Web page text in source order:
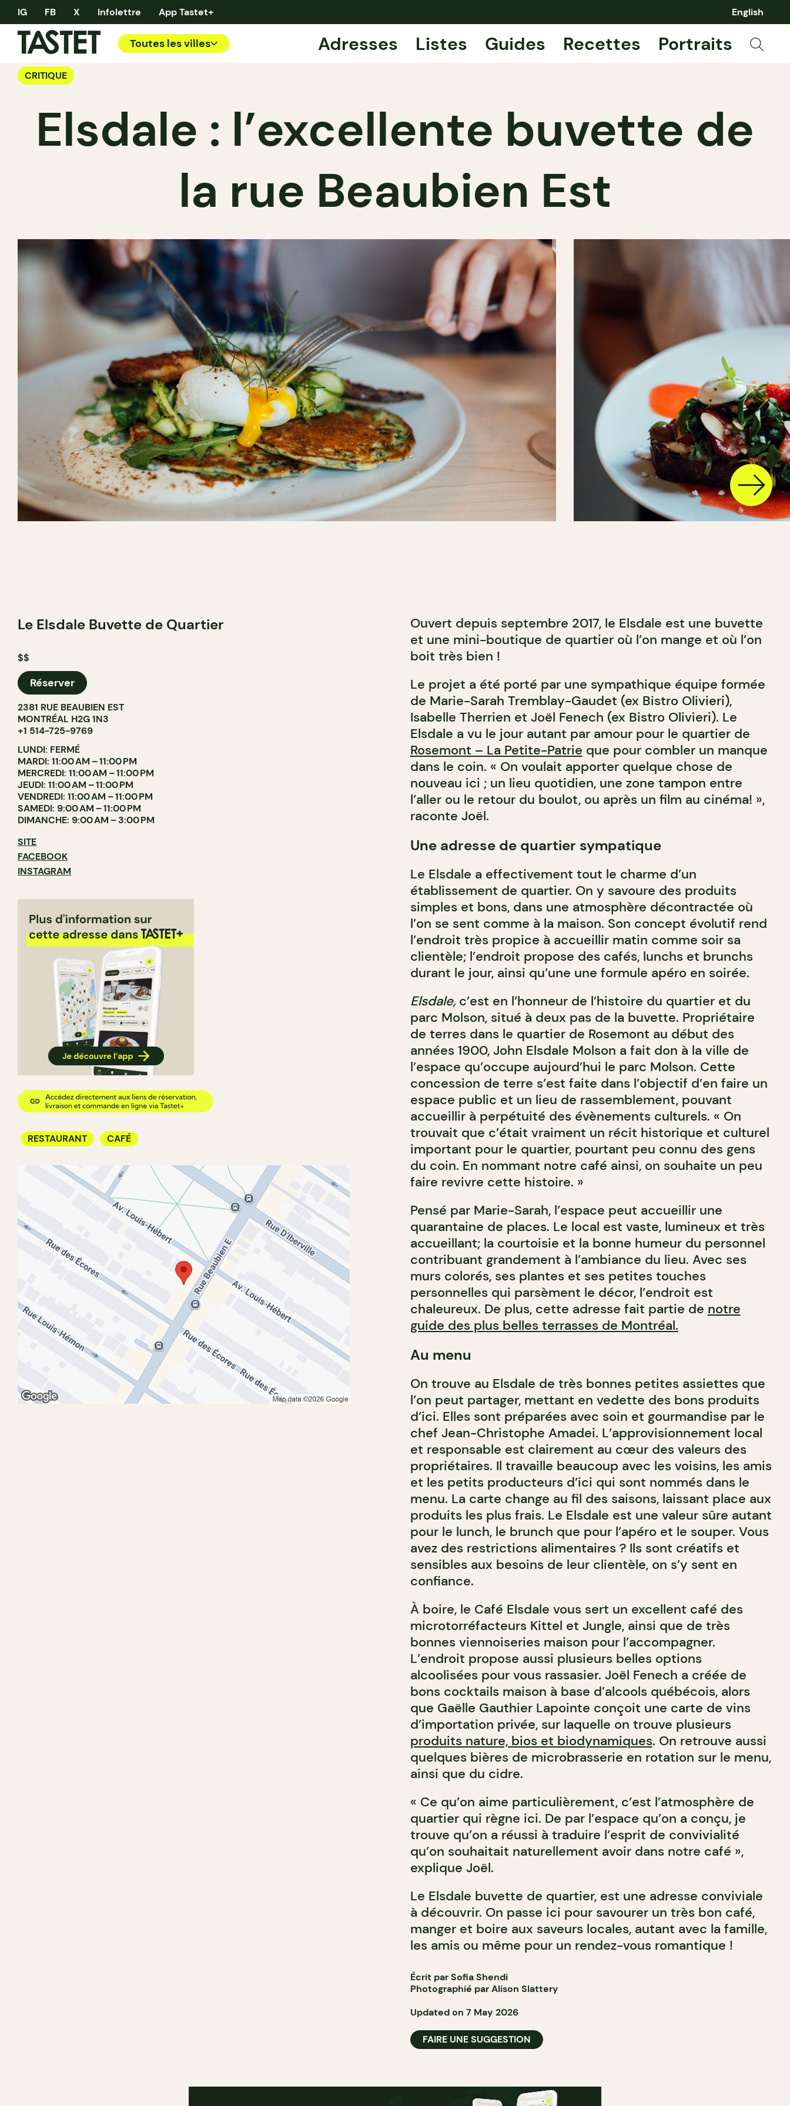
IG FB X Infolettre App Tastet+ English
Toutes les villes Adresses Listes Guides Recettes Portraits
CRITIQUE
Elsdale : l’excellente buvette de
la rue Beaubien Est
Le Elsdale Buvette de Quartier
$$
Réserver
2381 RUE BEAUBIEN EST
MONTRÉAL H2G 1N3
+1 514-725-9769
LUNDI: FERMÉ
MARDI: 11:00 AM – 11:00 PM
MERCREDI: 11:00 AM – 11:00 PM
JEUDI: 11:00 AM – 11:00 PM
VENDREDI: 11:00 AM – 11:00 PM
SAMEDI: 9:00 AM – 11:00 PM
DIMANCHE: 9:00 AM – 3:00 PM
SITE
FACEBOOK
INSTAGRAM
RESTAURANT CAFÉ
Ouvert depuis septembre 2017, le Elsdale est une buvette
et une mini-boutique de quartier où l’on mange et où l’on
boit très bien !
Le projet a été porté par une sympathique équipe formée
de Marie-Sarah Tremblay-Gaudet (ex Bistro Olivieri),
Isabelle Therrien et Joël Fenech (ex Bistro Olivieri). Le
Elsdale a vu le jour autant par amour pour le quartier de
Rosemont – La Petite-Patrie que pour combler un manque
dans le coin. « On voulait apporter quelque chose de
nouveau ici ; un lieu quotidien, une zone tampon entre
l’aller ou le retour du boulot, ou après un film au cinéma! »,
raconte Joël.
Une adresse de quartier sympatique
Le Elsdale a effectivement tout le charme d’un
établissement de quartier. On y savoure des produits
simples et bons, dans une atmosphère décontractée où
l’on se sent comme à la maison. Son concept évolutif rend
l’endroit très propice à accueillir matin comme soir sa
clientèle; l’endroit propose des cafés, lunchs et brunchs
durant le jour, ainsi qu’une une formule apéro en soirée.
Elsdale,c’est en l’honneur de l’histoire du quartier et du
parc Molson, situé à deux pas de la buvette. Propriétaire
de terres dans le quartier de Rosemont au début des
années 1900, John Elsdale Molson a fait don à la ville de
l’espace qu’occupe aujourd’hui le parc Molson. Cette
concession de terre s’est faite dans l’objectif d’en faire un
espace public et un lieu de rassemblement, pouvant
accueillir à perpétuité des évènements culturels. « On
trouvait que c’était vraiment un récit historique et culturel
important pour le quartier, pourtant peu connu des gens
du coin. En nommant notre café ainsi, on souhaite un peu
faire revivre cette histoire. »
Pensé par Marie-Sarah, l’espace peut accueillir une
quarantaine de places. Le local est vaste, lumineux et très
accueillant; la courtoisie et la bonne humeur du personnel
contribuant grandement à l’ambiance du lieu. Avec ses
murs colorés, ses plantes et ses petites touches
personnelles qui parsèment le décor, l’endroit est
chaleureux. De plus, cette adresse fait partie de notre
guide des plus belles terrasses de Montréal.
Au menu
On trouve au Elsdale de très bonnes petites assiettes que
l’on peut partager, mettant en vedette des bons produits
d’ici. Elles sont préparées avec soin et gourmandise par le
chef Jean-Christophe Amadei. L’approvisionnement local
et responsable est clairement au cœur des valeurs des
propriétaires. Il travaille beaucoup avec les voisins, les amis
et les petits producteurs d’ici qui sont nommés dans le
menu. La carte change au fil des saisons, laissant place aux
produits les plus frais. Le Elsdale est une valeur sûre autant
pour le lunch, le brunch que pour l’apéro et le souper. Vous
avez des restrictions alimentaires ? Ils sont créatifs et
sensibles aux besoins de leur clientèle, on s’y sent en
confiance.
À boire, le Café Elsdale vous sert un excellent café des
microtorréfacteurs Kittel et Jungle, ainsi que de très
bonnes viennoiseries maison pour l’accompagner.
L’endroit propose aussi plusieurs belles options
alcoolisées pour vous rassasier. Joël Fenech a créée de
bons cocktails maison à base d’alcools québécois, alors
que Gaëlle Gauthier Lapointe conçoit une carte de vins
d’importation privée, sur laquelle on trouve plusieurs
produits nature, bios et biodynamiques. On retrouve aussi
quelques bières de microbrasserie en rotation sur le menu,
ainsi que du cidre.
« Ce qu’on aime particulièrement, c’est l’atmosphère de
quartier qui règne ici. De par l’espace qu’on a conçu, je
trouve qu’on a réussi à traduire l’esprit de convivialité
qu’on souhaitait naturellement avoir dans notre café »,
explique Joël.
Le Elsdale buvette de quartier, est une adresse conviviale
à découvrir. On passe ici pour savourer un très bon café,
manger et boire aux saveurs locales, autant avec la famille,
les amis ou même pour un rendez-vous romantique !
Écrit par Sofia Shendi
Photographié par Alison Slattery
Updated on 7 May 2026
FAIRE UNE SUGGESTION